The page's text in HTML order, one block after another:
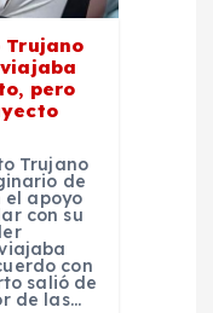
Trujano
pero
Trujano
de
el apoyo
con su
con
salió de
de las…